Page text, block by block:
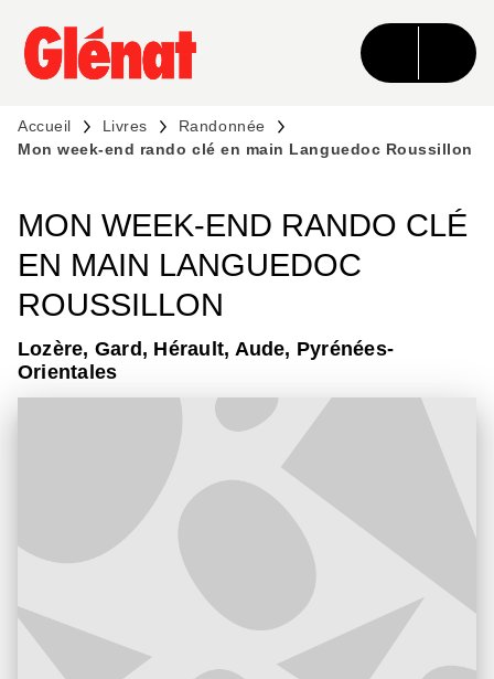
MENU RECHERCHE CONTENU
PIED DE PAGE
Accueil Livres
Randonnée
Mon week-end rando clé en main Languedoc Roussillon
MON WEEK-END RANDO CLÉ
EN MAIN LANGUEDOC
ROUSSILLON
Lozère, Gard, Hérault, Aude, Pyrénées-
Orientales